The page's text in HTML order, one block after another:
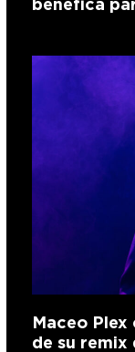
benéfica
Maceo
de su remix